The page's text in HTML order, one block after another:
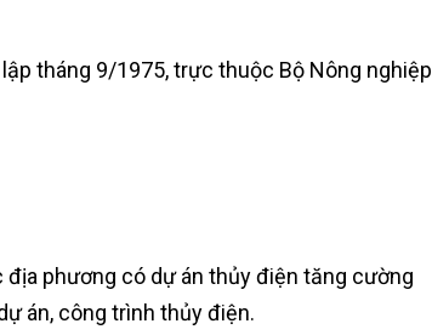
tháng 9/1975, trực thuộc Bộ Nông nghiệp
địa phương có dự án thủy điện tăng cường
án, công trình thủy điện.